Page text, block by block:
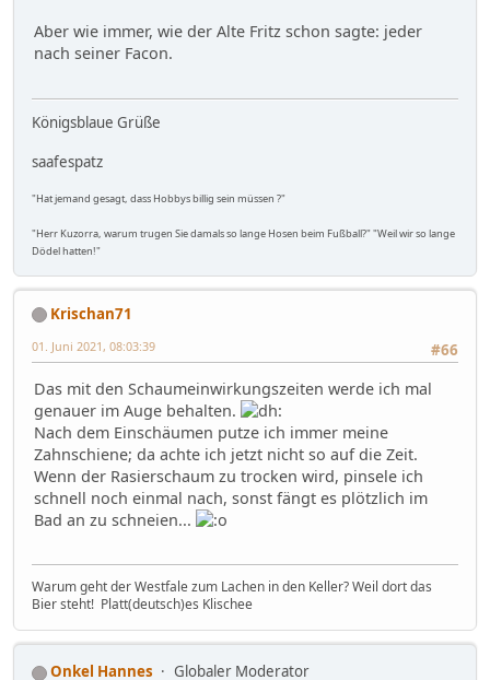
Aber wie immer, wie der Alte Fritz schon sagte: jeder
nach seiner Facon.
Königsblaue Grüße
saafespatz
"Hat jemand gesagt, dass Hobbys billig sein müssen ?"
"Herr Kuzorra, warum trugen Sie damals so lange Hosen beim Fußball?" "Weil wir so lange
Dödel hatten!"
Krischan71
#66
01. Juni 2021, 08:03:39
Das mit den Schaumeinwirkungszeiten werde ich mal
genauer im Auge behalten.
Nach dem Einschäumen putze ich immer meine
Zahnschiene; da achte ich jetzt nicht so auf die Zeit.
Wenn der Rasierschaum zu trocken wird, pinsele ich
schnell noch einmal nach, sonst fängt es plötzlich im
Bad an zu schneien...
Warum geht der Westfale zum Lachen in den Keller? Weil dort das
Bier steht! Platt(deutsch)es Klischee
Onkel Hannes
Globaler Moderator